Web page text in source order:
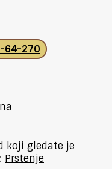
64-270
koji gledate je
Prstenje